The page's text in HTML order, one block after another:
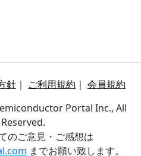
針 ｜ ご利用規約 ｜ 会員規約
Portal Inc., All
のご意見・ご感想は
までお願い致します。